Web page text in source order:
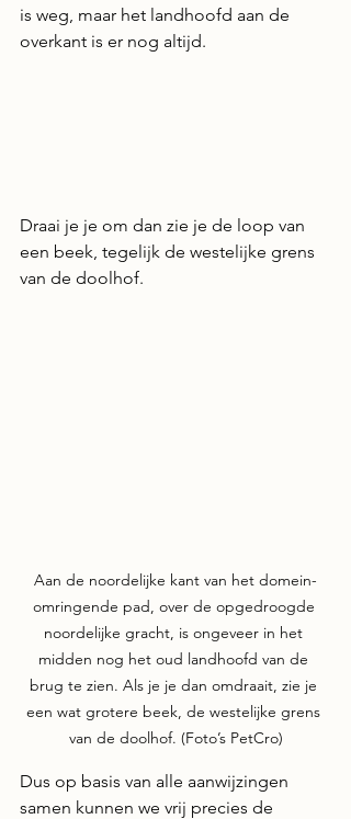
is weg, maar het landhoofd aan de
overkant is er nog altijd.
Draai je je om dan zie je de loop van
een beek, tegelijk de westelijke grens
van de doolhof.
Aan de noordelijke kant van het domein-
omringende pad, over de opgedroogde
noordelijke gracht, is ongeveer in het
midden nog het oud landhoofd van de
brug te zien. Als je je dan omdraait, zie je
een wat grotere beek, de westelijke grens
van de doolhof. (Foto’s PetCro)
Dus op basis van alle aanwijzingen
samen kunnen we vrij precies de